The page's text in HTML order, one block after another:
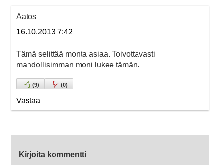
Aatos
16.10.2013 7:42
Tämä selittää monta asiaa. Toivottavasti
mahdollisimman moni lukee tämän.
(9) (0)
Vastaa
Kirjoita kommentti